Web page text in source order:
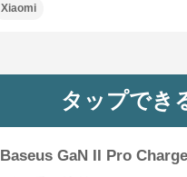
Xiaomi
タップでき
Baseus GaN II Pro